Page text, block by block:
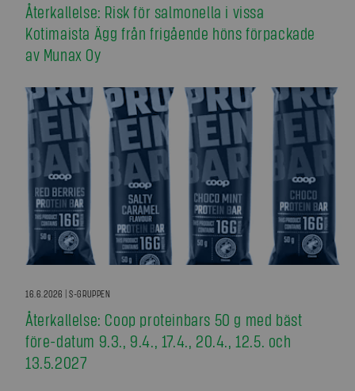
Återkallelse: Risk för salmonella i vissa
Kotimaista Ägg från frigående höns förpackade
av Munax Oy
16.6.2026 | S-GRUPPEN
Återkallelse: Coop proteinbars 50 g med bäst
före-datum 9.3., 9.4., 17.4., 20.4., 12.5. och
13.5.2027